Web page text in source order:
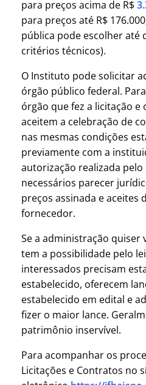
para preços acima de R$
para preços até R$
pública pode escolher até
critérios técnicos).
O Instituto pode solicitar
órgão público federal.
órgão que fez a licitação
aceitem a celebração de
nas mesmas condições
previamente com a
autorização realizada pelo
necessários parecer
preços assinada e aceites
fornecedor.
Se a administração quiser
tem a possibilidade pelo
interessados precisam
estabelecido, oferecem
estabelecido em edital e
fizer o maior lance.
patrimônio inservível.
Para acompanhar os
Licitações e Contratos no